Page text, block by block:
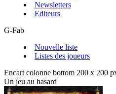
Newsletters
Editeurs
G-Fab
Nouvelle liste
Listes des joueurs
Encart colonne bottom 200 x 200
Un jeu au hasard